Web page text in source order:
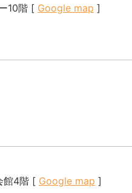
10階 [ Google map ]
館4階 [ Google map ]